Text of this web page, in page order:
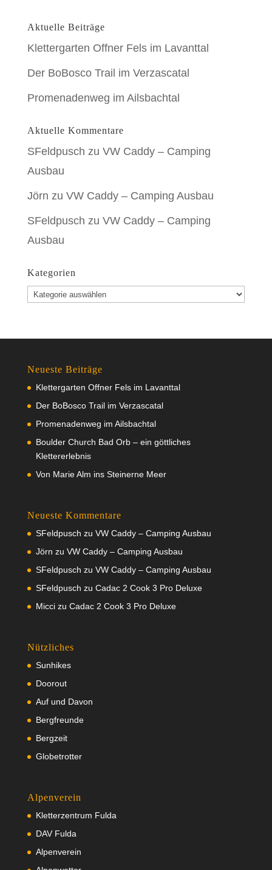
Aktuelle Beiträge
Klettergarten Offner Fels im Lavanttal
Der BoBosco Trail im Verzascatal
Promenadenweg im Ailsbachtal
Aktuelle Kommentare
SFeldpusch zu VW Caddy – Camping
Ausbau
Jörn zu VW Caddy – Camping Ausbau
SFeldpusch zu VW Caddy – Camping
Ausbau
Kategorien
Kategorien
Neueste Beiträge
Klettergarten Offner Fels im Lavanttal
Der BoBosco Trail im Verzascatal
Promenadenweg im Ailsbachtal
Boulder Church Bad Orb – ein göttliches
Klettererlebnis
Von Marie Alm ins Steinerne Meer
Neueste Kommentare
SFeldpusch zu VW Caddy – Camping Ausbau
Jörn zu VW Caddy – Camping Ausbau
SFeldpusch zu VW Caddy – Camping Ausbau
SFeldpusch zu Cadac 2 Cook 3 Pro Deluxe
Miccizu Cadac 2 Cook 3 Pro Deluxe
Nützliches
Sunhikes
Doorout
Auf und Davon
Bergfreunde
Bergzeit
Globetrotter
Alpenverein
Kletterzentrum Fulda
DAV Fulda
Alpenverein